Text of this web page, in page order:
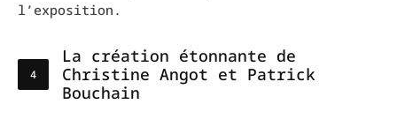
l’exposition.
La création étonnante de
Christine Angot et Patrick
Bouchain